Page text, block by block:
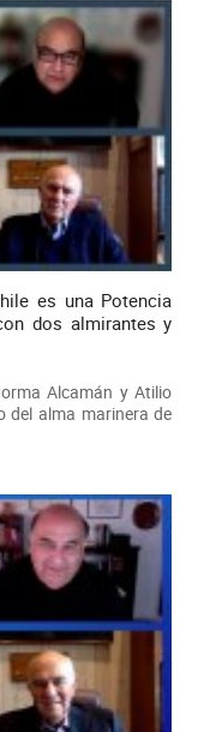
es una Potencia
dos almirantes y
Alcamán y Atilio
del alma marinera de